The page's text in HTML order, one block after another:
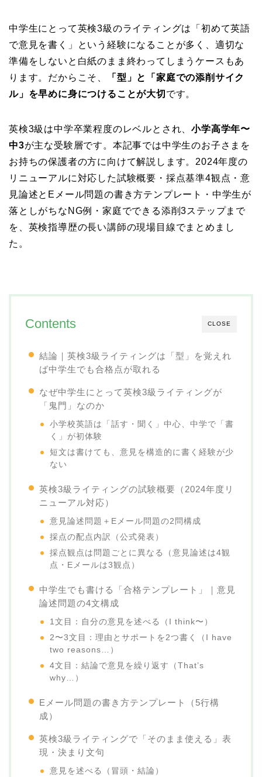
中学生にとって英検3級のライティングは「初めて英語
で意見を書く」という経験になることが多く、適切な
準備をしないと白紙のまま終わってしまうケースもあ
ります。だからこそ、
「型」と「家庭での添削サイク
ル」を早めに身につけることが大切 です。
英検3級は中学卒業程度のレベルとされ、小学高学年〜
中3が主な受験層です。本記事では中学生のお子さまを
お持ちの保護者の方に向けて解説します。2024年度の
リニューアルに対応した試験概要・採点基準4観点・意
見論述とEメール問題の書き方テンプレート・中学生が
落としがちなNG例・家庭でできる添削3ステップまで
を、英検指導歴の長い講師の現場目線でまとめまし
た。
CLOSE
Contents
結論｜英検3級ライティングは「型」を覚えれ
ば中学生でも合格点が取れる
なぜ中学生にとって英検3級ライティングが
「鬼門」なのか
小学校英語は「話す・聞く」中心、中学で「書
く」が初体験
短文は書けても、意見を構造的に書く経験が少
ない
英検3級ライティングの試験概要（2024年度リ
ニューアル対応）
意見論述問題＋Eメール問題の2問構成
採点の配点内訳（公式発表）
採点観点は問題ごとに異なる（意見論述は4観
点・Eメールは3観点）
中学生でも書ける「合格テンプレート」｜意見
論述問題の4文構成
1文目：自分の意見を述べる（I think〜）
2〜3文目：理由とサポートを2つ書く（I have
two reasons…）
4文目：結論で意見を繰り返す（That’s
why…）
Eメール問題の書き方テンプレート（5行構
成）
英検3級ライティングで「そのまま使える」表
現・決まり文句
意見を述べる（冒頭・結論）